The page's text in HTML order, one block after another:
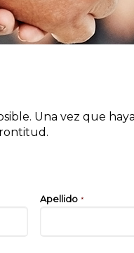
Una vez que
Apellido *